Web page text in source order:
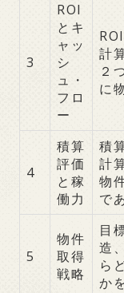
3
ROI
とキ
ャッ
シ
ュ・
フロ
ー
計
２
に
4
積算
評価
と稼
働力
積
計
物
で
5
物件
取得
戦略
目
造
ら
か